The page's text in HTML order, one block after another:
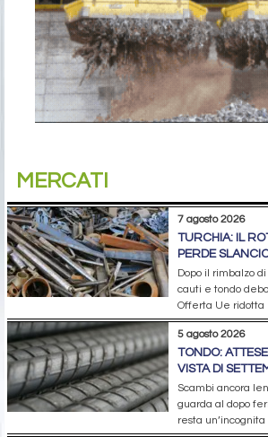
MERCATI
7 agosto 2026
TURCHIA: IL
PERDE
Dopo il rimbalzo
cauti e tondo
Offerta Ue ridotta
5 agosto 2026
TONDO:
VISTA DI
Scambi ancora
guarda al dopo
resta un’incognita